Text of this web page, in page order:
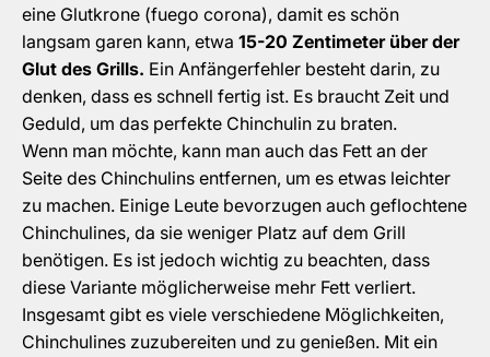
eine Glutkrone (fuego corona), damit es schön
langsam garen kann, etwa 15-20 Zentimeter über der
Glut des Grills. Ein Anfängerfehler besteht darin, zu
denken, dass es schnell fertig ist. Es braucht Zeit und
Geduld, um das perfekte Chinchulin zu braten.
Wenn man möchte, kann man auch das Fett an der
Seite des Chinchulins entfernen, um es etwas leichter
zu machen. Einige Leute bevorzugen auch geflochtene
Chinchulines, da sie weniger Platz auf dem Grill
benötigen. Es ist jedoch wichtig zu beachten, dass
diese Variante möglicherweise mehr Fett verliert.
Insgesamt gibt es viele verschiedene Möglichkeiten,
Chinchulines zuzubereiten und zu genießen. Mit ein